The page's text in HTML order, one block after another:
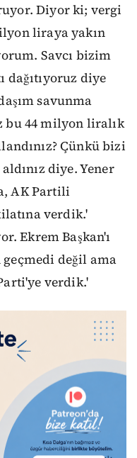
Diyor ki; vergi
liraya yakın
Savcı bizim
dağıtıyoruz diye
savunma
bu 44 milyon liralık
Çünkü bizi
diye. Yener
AK Partili
verdik.'
Ekrem Başkan'ı
değil ama
verdik.'